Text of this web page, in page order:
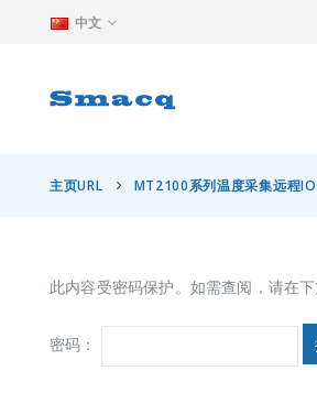
中文
主页URL MT2100系列温度采集远程
此内容受密码保护。如需查阅，请在下
密码：